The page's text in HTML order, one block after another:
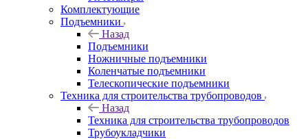
Комплектующие
Подъемники
Назад
Подъемники
Ножничные подъемники
Коленчатые подъемники
Телескопические подъемники
Техника для строительства трубопроводов
Назад
Техника для строительства трубопроводов
Трубоукладчики